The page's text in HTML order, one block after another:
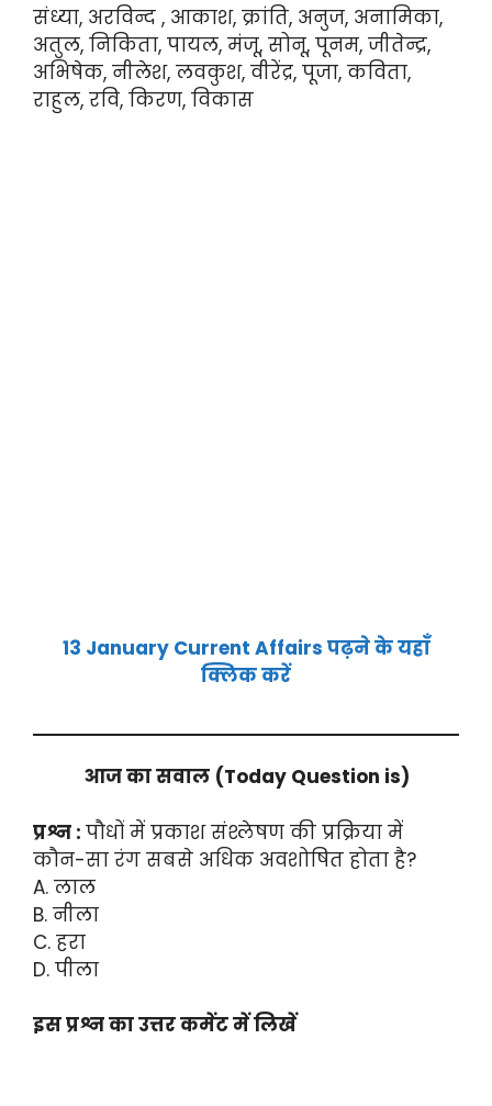
संध्या, अरविन्द , आकाश, क्रांति, अनुज, अनामिका,
अतुल, निकिता, पायल, मंजू, सोनू, पूनम, जीतेन्द्र,
अभिषेक, नीलेश, लवकुश, वीरेंद्र, पूजा, कविता,
राहुल, रवि, किरण, विकास
13 January Current Affairs पढ़ने के यहाँ
क्लिक करें
आज का सवाल (Today Question is)
प्रश्न : पौधों में प्रकाश संश्लेषण की प्रक्रिया में
कौन-सा रंग सबसे अधिक अवशोषित होता है?
A. लाल
B. नीला
C. हरा
D. पीला
इस प्रश्न का उत्तर कमेंट में लिखें